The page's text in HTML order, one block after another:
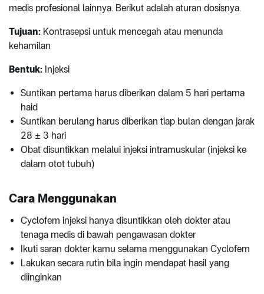
medis profesional lainnya. Berikut adalah aturan dosisnya.
Tujuan: Kontrasepsi untuk mencegah atau menunda
kehamilan
Bentuk: Injeksi
Suntikan pertama harus diberikan dalam 5 hari pertama
haid
Suntikan berulang harus diberikan tiap bulan dengan jarak
28 ± 3 hari
Obat disuntikkan melalui injeksi intramuskular (injeksi ke
dalam otot tubuh)
Cara Menggunakan
Cyclofem injeksi hanya disuntikkan oleh dokter atau
tenaga medis di bawah pengawasan dokter
Ikuti saran dokter kamu selama menggunakan Cyclofem
Lakukan secara rutin bila ingin mendapat hasil yang
diinginkan